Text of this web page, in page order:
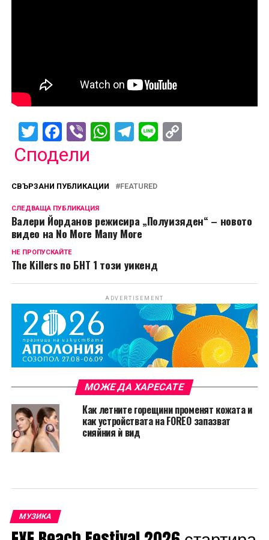
Twitter
Facebook
ViberWhatsApp
Telegram
LineCopy
Сподели
СВЪРЗАНИ ПУБЛИКАЦИИ FEATURED
СЛЕДВАЩА ПУБЛИКАЦИЯ
Валери Йорданов режисира „Полуизяден“ – новото
видео на No More Many More
НЕ ПРОПУСКАЙТЕ
The Killers по БНТ 1 този уикенд
ADVERTISEMENT
МОЖЕ ДА ХАРЕСАТЕ
Как летните горещини променят кожата и
как устройствата на FOREO запазват
сияйния ѝ вид
МУЗИКА